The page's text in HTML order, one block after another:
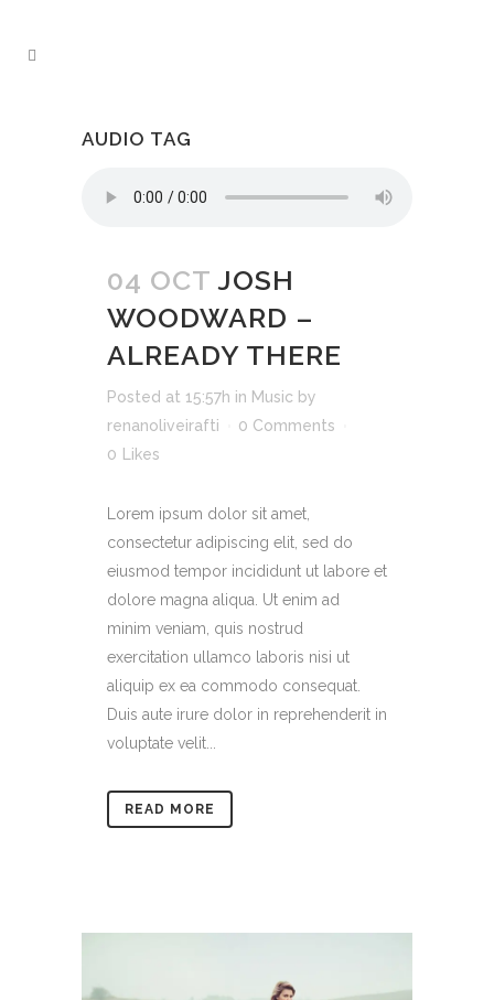
AUDIO TAG
04 OCT JOSH
WOODWARD –
ALREADY THERE
Posted at 15:57h in Music by
renanoliveirafti
0 Comments
0
Likes
Lorem ipsum dolor sit amet,
consectetur adipiscing elit, sed do
eiusmod tempor incididunt ut labore et
dolore magna aliqua. Ut enim ad
minim veniam, quis nostrud
exercitation ullamco laboris nisi ut
aliquip ex ea commodo consequat.
Duis aute irure dolor in reprehenderit in
voluptate velit...
READ MORE